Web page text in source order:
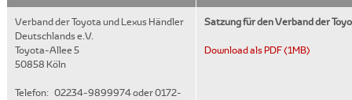
Verband der Toyota und Lexus Händler
Deutschlands e.V.
Toyota-Allee 5
50858 Köln
Telefon: 02234-9899974 oder 0172-
Satzung für den Verband der
Download als PDF (1MB)